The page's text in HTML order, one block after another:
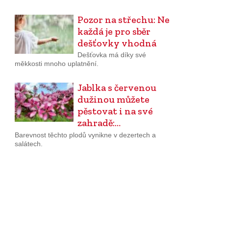
Pozor na střechu: Ne
každá je pro sběr
dešťovky vhodná
Dešťovka má díky své
měkkosti mnoho uplatnění.
Jablka s červenou
dužinou můžete
pěstovat i na své
zahradě:…
Barevnost těchto plodů vynikne v dezertech a
salátech.